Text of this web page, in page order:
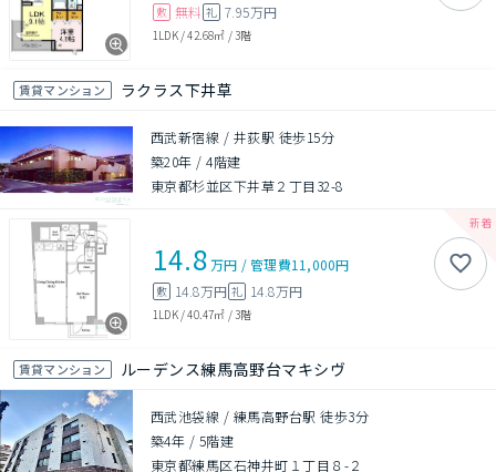
敷 無料 礼 7.95万円
1LDK/42.68㎡ /3階
賃貸マンション ラクラス下井草
西武新宿線 / 井荻駅 徒歩15分
築20年 /4階建
東京都杉並区下井草２丁目32-8
14.8万円 /管理費11,000円
敷 14.8万円 礼 14.8万円
1LDK/40.47㎡ /3階
賃貸マンション ルーデンス練馬高野台マキシヴ
西武池袋線 / 練馬高野台駅 徒歩3分
築4年 / 5階建
東京都練馬区石神井町１丁目８-２